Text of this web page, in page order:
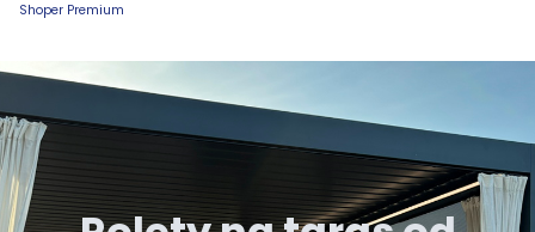
Shoper Premium